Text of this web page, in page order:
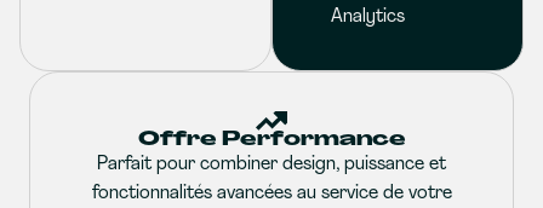
Analytics
Offre Performance
Parfait pour combiner design, puissance et
fonctionnalités avancées au service de votre